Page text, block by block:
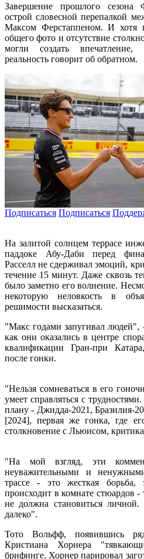
Завершение прошлого сезона
острой словесной перепалкой
Максом Ферстаппеном. И хотя
общего фото и отсутствие
могли создать
реальность говорит об обратном.
Подписаться Подписаться
На залитой солнцем террасе
паддоке Абу-Даби перед
Расселл не сдерживал эмоций,
течение 15 минут. Даже сквозь
было заметно его волнение.
некоторую неловкость в
решимости высказаться.
"Макс годами запугивал людей",
как они оказались в центре
квалификации Гран-при
после гонки.
"Нельзя сомневаться в его
умеет справляться с
плану - Джидда-2021, Бразилия-
[2024], первая же гонка, где
столкновение с Льюисом,
"На мой взгляд, эти
неуважительными и
трассе - это жесткая
происходит в комнате стюардов -
не должна становиться
далеко".
Тото Вольфф, появившись
Кристиана Хорнера
брифинге. Хорнер парировал